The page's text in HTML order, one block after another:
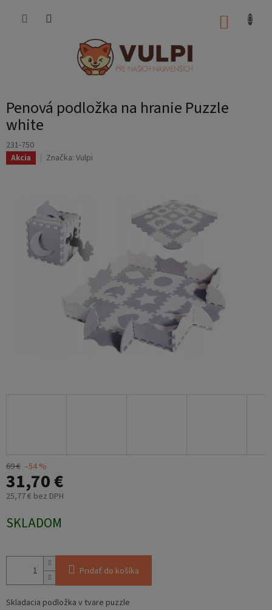
Penová podložka na hranie Puzzle
white
231-750
Akcia Značka: Vulpi
69 € –54 %
31,70 €
25,77 € bez DPH
cena:
SKLADOM
Pridať do košíka
Skladacia podložka v tvare puzzle